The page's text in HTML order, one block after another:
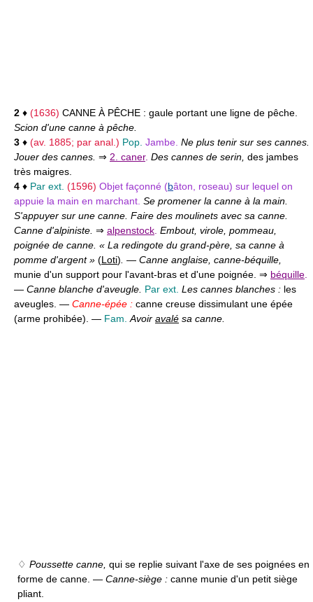
2 ♦ (1636) CANNE À PÊCHE : gaule portant une ligne de pêche.
Scion d'une canne à pêche.
3 ♦ (av. 1885; par anal.) Pop. Jambe. Ne plus tenir sur ses cannes.
Jouer des cannes. ⇒ 2. caner. Des cannes de serin, des jambes
très maigres.
4 ♦ Par ext. (1596) Objet façonné (bâton, roseau) sur lequel on
appuie la main en marchant. Se promener la canne à la main.
S'appuyer sur une canne. Faire des moulinets avec sa canne.
Canne d'alpiniste. ⇒ alpenstock. Embout, virole, pommeau,
poignée de canne. « La redingote du grand-père, sa canne à
pomme d'argent » (Loti). — Canne anglaise, canne-béquille,
munie d'un support pour l'avant-bras et d'une poignée. ⇒ béquille.
— Canne blanche d'aveugle. Par ext. Les cannes blanches : les
aveugles. — Canne-épée : canne creuse dissimulant une épée
(arme prohibée). — Fam. Avoir avalé sa canne.
♢ Poussette canne, qui se replie suivant l'axe de ses poignées en
forme de canne. — Canne-siège : canne munie d'un petit siège
pliant.